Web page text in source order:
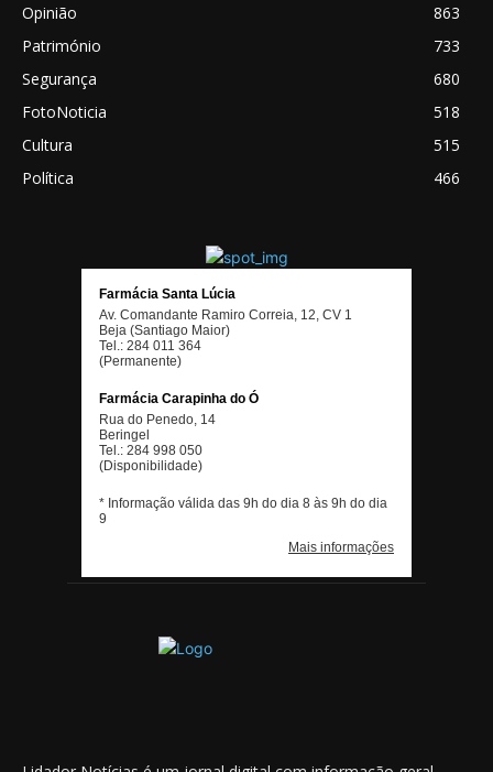
Opinião
863
Património
733
Segurança
680
FotoNoticia
518
Cultura
515
Política
466